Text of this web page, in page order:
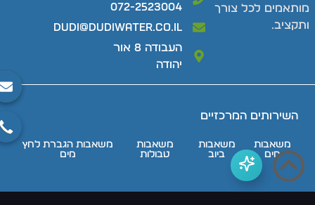
לכל צורך
072-2523004
dudi@dudiwater.co.il
העבודה 8 אור
יהודה
השירותים המרכזיים
משאבות
מים
משאבות
ביוב
משאבות
טבולות
משאבות הגברת לחץ
מים